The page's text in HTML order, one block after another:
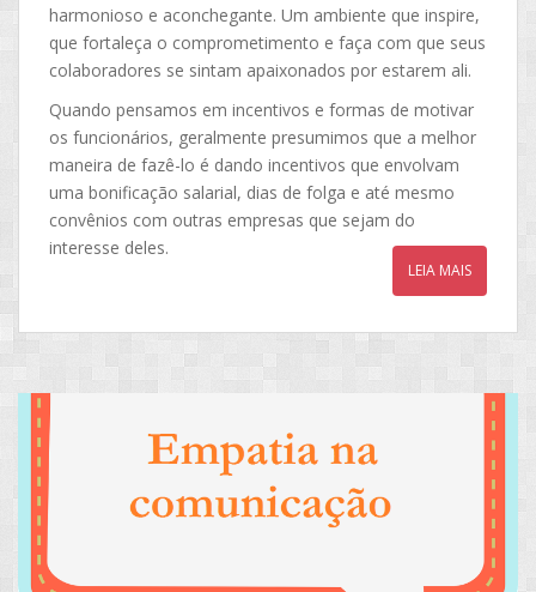
harmonioso e aconchegante. Um ambiente que inspire,
que fortaleça o comprometimento e faça com que seus
colaboradores se sintam apaixonados por estarem ali.
Quando pensamos em incentivos e formas de motivar
os funcionários, geralmente presumimos que a melhor
maneira de fazê-lo é dando incentivos que envolvam
uma bonificação salarial, dias de folga e até mesmo
convênios com outras empresas que sejam do
interesse deles.
LEIA MAIS